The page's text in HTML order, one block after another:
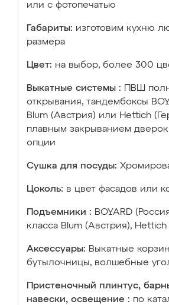
или с фотопечатью
Габариты: изготовим кухню
размера
Цвет: на выбор, более 300
Выкатные системы :
ПВШ
открывания, тандембоксы
Blum (Австрия) или Hettich
плавным закрыванием
опции
Сушка для посуды:
Цоколь: в цвет фасадов или
Подъемники : BOYARD
класса Blum (Австрия),
Аксессуары: Выкатные
бутылочницы, волшебные
Пристеночный плинтус,
навески, освещение : по